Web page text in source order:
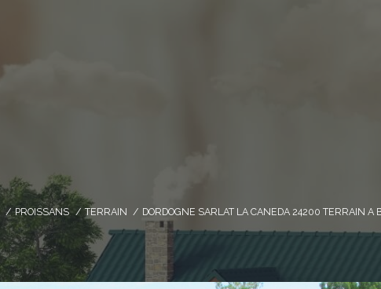
PROISSANS TERRAIN DORDOGNE SARLAT LA CANEDA 24200 TERRAIN A